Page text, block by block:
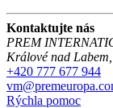
Kontaktujte nás
PREM
Králové nad Labem
+420 777 677 944
Rýchla pomoc